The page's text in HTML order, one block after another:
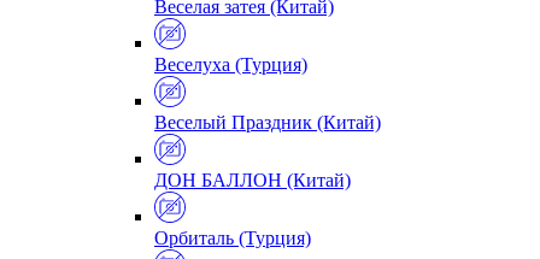
Веселая затея (Китай)
Веселуха (Турция)
Веселый Праздник (Китай)
ДОН БАЛЛОН (Китай)
Орбиталь (Турция)